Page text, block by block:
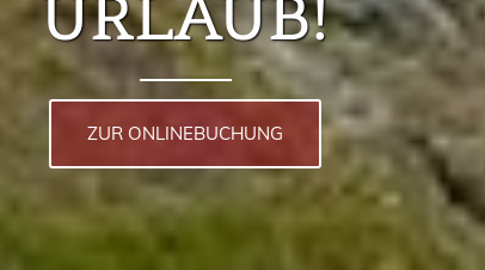
URLAUB!
ZUR ONLINEBUCHUNG